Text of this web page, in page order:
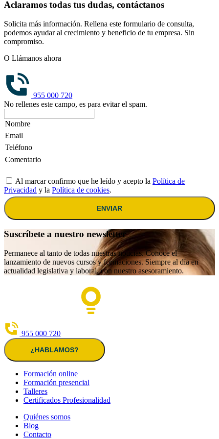
Aclaramos todas tus dudas, contáctanos
Solicita más información. Rellena este formulario de consulta,
podemos ayudar al crecimiento y beneficio de tu empresa. Sin
compromiso.
O Llámanos ahora
955 000 720
No rellenes este campo, es para evitar el spam.
Al marcar confirmo que he leído y acepto la Política de
Privacidad y la Política de cookies.
ENVIAR
Suscríbete a nuestro newsletter
Permanece al tanto de todas nuestras noticias. Conoce el
lanzamiento de nuevos cursos y formaciones. Siempre al día en
actualidad legislativa y laboral, con nuestro asesoramiento.
955 000 720
¿HABLAMOS?
Formación online
Formación presencial
Talleres
Certificados Profesionalidad
Quiénes somos
Blog
Contacto